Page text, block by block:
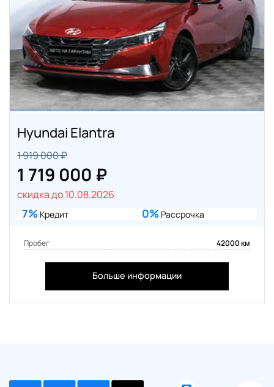
Hyundai Elantra
1 919 000 ₽
1 719 000 ₽
скидка до 10.08.2026
7% Кредит 0% Рассрочка
Пробег 42000 км
Больше информации